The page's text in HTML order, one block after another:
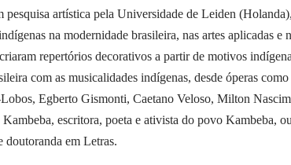
pesquisa artística pela Universidade de Leiden
na modernidade brasileira, nas artes aplicadas e
repertórios decorativos a partir de motivos
com as musicalidades indígenas, desde óperas
Egberto Gismonti, Caetano Veloso, Milton
escritora, poeta e ativista do povo Kambeba,
doutoranda em Letras.